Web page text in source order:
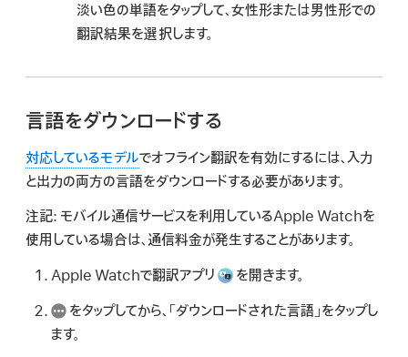
淡い色の単語をタップして、女性形または男性形での
翻訳結果を選択します。
言語をダウンロードする
対応しているモデルでオフライン翻訳を有効にするには、入力
と出力の両方の言語をダウンロードする必要があります。
注記: モバイル通信サービスを利用しているApple Watchを
使用している場合は、通信料金が発生することがあります。
Apple Watchで翻訳アプリ
を開きます。
をタップしてから、「ダウンロードされた言語」をタップし
ます。